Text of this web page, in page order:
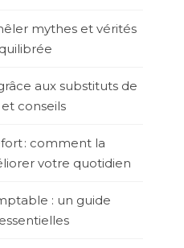
mythes et vérités
aux substituts de
conseils
: comment la
votre quotidien
: un guide